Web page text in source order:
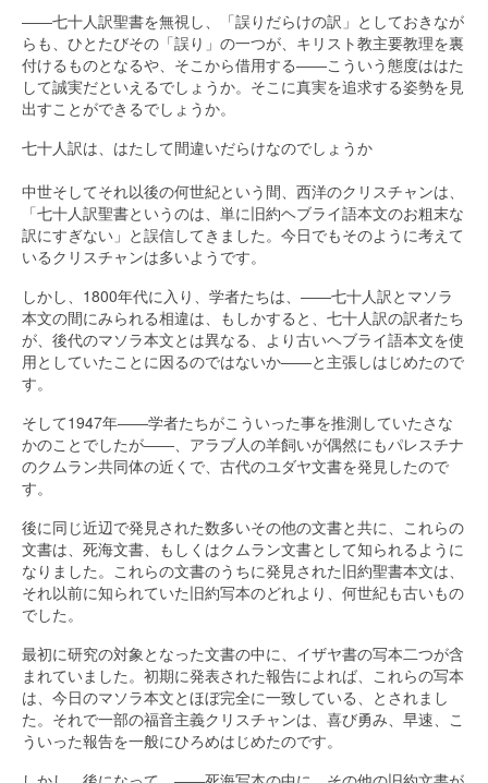
――七十人訳聖書を無視し、「誤りだらけの訳」としておきなが
らも、ひとたびその「誤り」の一つが、キリスト教主要教理を裏
付けるものとなるや、そこから借用する――こういう態度ははた
して誠実だといえるでしょうか。そこに真実を追求する姿勢を見
出すことができるでしょうか。
七十人訳は、はたして間違いだらけなのでしょうか
中世そしてそれ以後の何世紀という間、西洋のクリスチャンは、
「七十人訳聖書というのは、単に旧約ヘブライ語本文のお粗末な
訳にすぎない」と誤信してきました。今日でもそのように考えて
いるクリスチャンは多いようです。
しかし、1800年代に入り、学者たちは、――七十人訳とマソラ
本文の間にみられる相違は、もしかすると、七十人訳の訳者たち
が、後代のマソラ本文とは異なる、より古いヘブライ語本文を使
用としていたことに因るのではないか――と主張しはじめたので
す。
そして1947年――学者たちがこういった事を推測していたさな
かのことでしたが――、アラブ人の羊飼いが偶然にもパレスチナ
のクムラン共同体の近くで、古代のユダヤ文書を発見したので
す。
後に同じ近辺で発見された数多いその他の文書と共に、これらの
文書は、死海文書、もしくはクムラン文書として知られるように
なりました。これらの文書のうちに発見された旧約聖書本文は、
それ以前に知られていた旧約写本のどれより、何世紀も古いもの
でした。
最初に研究の対象となった文書の中に、イザヤ書の写本二つが含
まれていました。初期に発表された報告によれば、これらの写本
は、今日のマソラ本文とほぼ完全に一致している、とされまし
た。それで一部の福音主義クリスチャンは、喜び勇み、早速、こ
ういった報告を一般にひろめはじめたのです。